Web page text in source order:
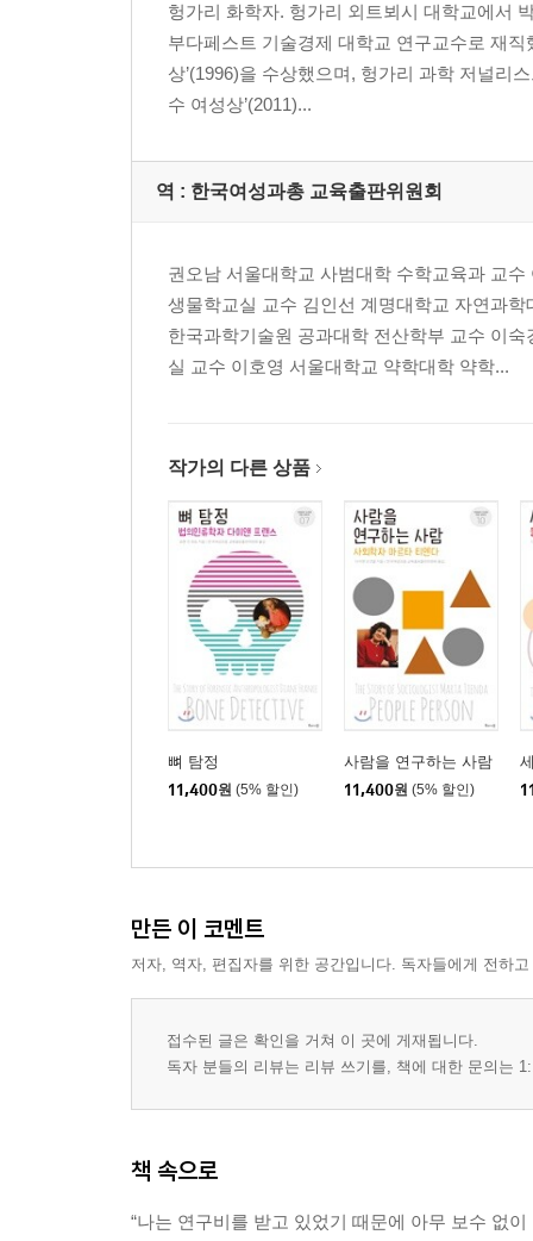
인도의 여성 과학자들
샤루시타 차크라바티 | 로히니 고드볼 | 쇼바나 나
터키의 여성 과학자들
3장 고위직에 오른 여성 과학자들
카트린 브레쉬냑 | 프랜스 A. 코르도바 | 메리 앤
캐슬린 올러렌쇼 | 마리아네 포프 | 맥신 F. 싱어 |
나가며
찾아보기
헝가리 화학자. 헝가리 외트뵈시 대학교에서
부다페스트 기술경제 대학교 연구교수로 재
상’(1996)을 수상했으며, 헝가리 과학 저널리
수 여성상’(2011)...
역 : 한국여성과총 교육출판위원회
권오남 서울대학교 사범대학 수학교육과 교
생물학교실 교수 김인선 계명대학교 자연과
한국과학기술원 공과대학 전산학부 교수 이
실 교수 이호영 서울대학교 약학대학 약학...
작가의 다른 상품
뼈 탐정
11,400원 (5% 할인)
사람을 연구하는 사람
11,400원 (5% 할인)
만든 이 코멘트
저자, 역자, 편집자를 위한 공간입니다. 독자들에게 전하
접수된 글은 확인을 거쳐 이 곳에 게재됩니다.
독자 분들의 리뷰는 리뷰 쓰기를, 책에 대한 문의는
책 속으로
“나는 연구비를 받고 있었기 때문에 아무 보수 없